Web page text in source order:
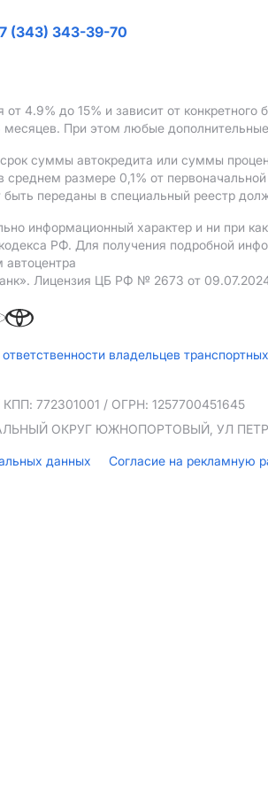
(343) 343-39-70
от 4.9% до 15% и зависит от
При этом любые
суммы автокредита или суммы
среднем размере 0,1% от
переданы в специальный реестр
информационный характер и ни при
РФ. Для получения подробной
Лицензия ЦБ РФ № 2673 от
владельцев
КПП: 772301001 / ОГРН: 1257700451645
ОКРУГ ЮЖНОПОРТОВЫЙ, УЛ
данных Согласие на рекламную